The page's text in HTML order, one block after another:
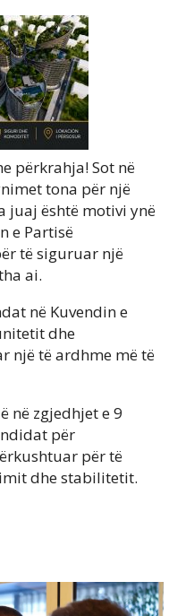
përkrahja! Sot në
tona për një
juaj është motivi ynë
e Partisë
të siguruar një
ai.
në Kuvendin e
dhe
një të ardhme më të
në zgjedhjet e 9
për
për të
dhe stabilitetit.